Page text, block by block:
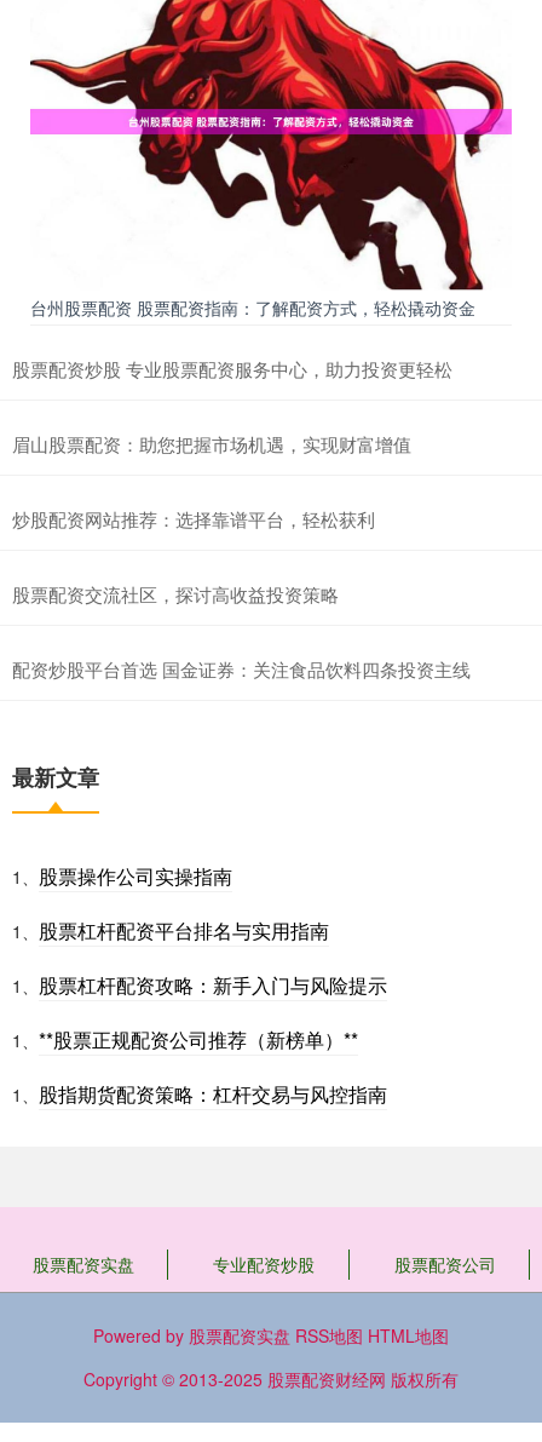
台州股票配资 股票配资指南：了解配资方式，轻松撬动资金
股票配资炒股 专业股票配资服务中心，助力投资更轻松
眉山股票配资：助您把握市场机遇，实现财富增值
炒股配资网站推荐：选择靠谱平台，轻松获利
股票配资交流社区，探讨高收益投资策略
配资炒股平台首选 国金证券：关注食品饮料四条投资主线
最新文章
1、 股票操作公司实操指南
1、 股票杠杆配资平台排名与实用指南
1、 股票杠杆配资攻略：新手入门与风险提示
1、 **股票正规配资公司推荐（新榜单）**
1、 股指期货配资策略：杠杆交易与风控指南
股票配资实盘 专业配资炒股 股票配资公司
Powered by 股票配资实盘 RSS地图 HTML地图
Copyright © 2013-2025 股票配资财经网 版权所有